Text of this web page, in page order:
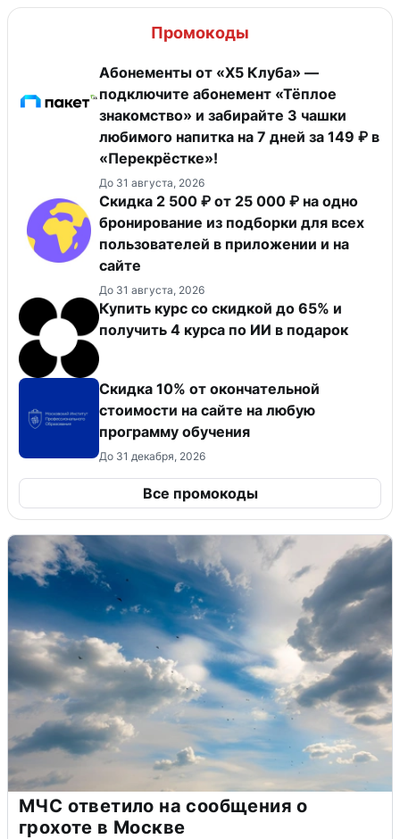
Промокоды
Абонементы от «Х5 Клуба» —
подключите абонемент «Тёплое
знакомство» и забирайте 3 чашки
любимого напитка на 7 дней за 149 ₽ в
«Перекрёстке»!
До 31 августа, 2026
Скидка 2 500 ₽ от 25 000 ₽ на одно
бронирование из подборки для всех
пользователей в приложении и на
сайте
До 31 августа, 2026
Купить курс со скидкой до 65% и
получить 4 курса по ИИ в подарок
Скидка 10% от окончательной
стоимости на сайте на любую
программу обучения
До 31 декабря, 2026
Все промокоды
МЧС ответило на сообщения о
грохоте в Москве